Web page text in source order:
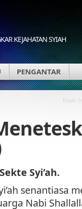
KEJAHATAN SYIAH
PENGANTAR
Kisah
Syi’ah.
senantiasa
Nabi